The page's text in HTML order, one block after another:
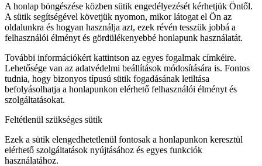
A honlap böngészése közben sütik engedélyezését kérhetjük Öntől.
A sütik segítségével követjük nyomon, mikor látogat el Ön az
oldalunkra és hogyan használja azt, ezek révén tesszük jobbá a
felhasználói élményt és gördülékenyebbé honlapunk használatát.
További információkért kattintson az egyes fogalmak címkéire.
Lehetősége van az adatvédelmi beállítások módosítására is. Fontos
tudnia, hogy bizonyos típusú sütik fogadásának letiltása
befolyásolhatja a honlapunkon elérhető felhasználói élményt és
szolgáltatásokat.
Feltétlenül szükséges sütik
Ezek a sütik elengedhetetlenül fontosak a honlapunkon keresztül
elérhető szolgáltatások nyújtásához és egyes funkciók
használatához.